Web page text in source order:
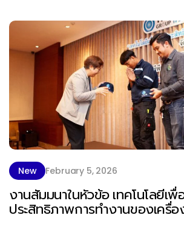
New February 5, 2026
งานสัมมนาในหัวข้อ เทคโนโลยีเพื่
ประสิทธิภาพการทำงานของเครื่